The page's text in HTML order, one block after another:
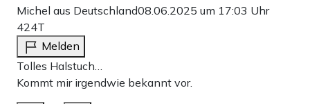
Michel aus Deutschland08.06.2025 um 17:03 Uhr
424T
Melden
Tolles Halstuch…
Kommt mir irgendwie bekannt vor.